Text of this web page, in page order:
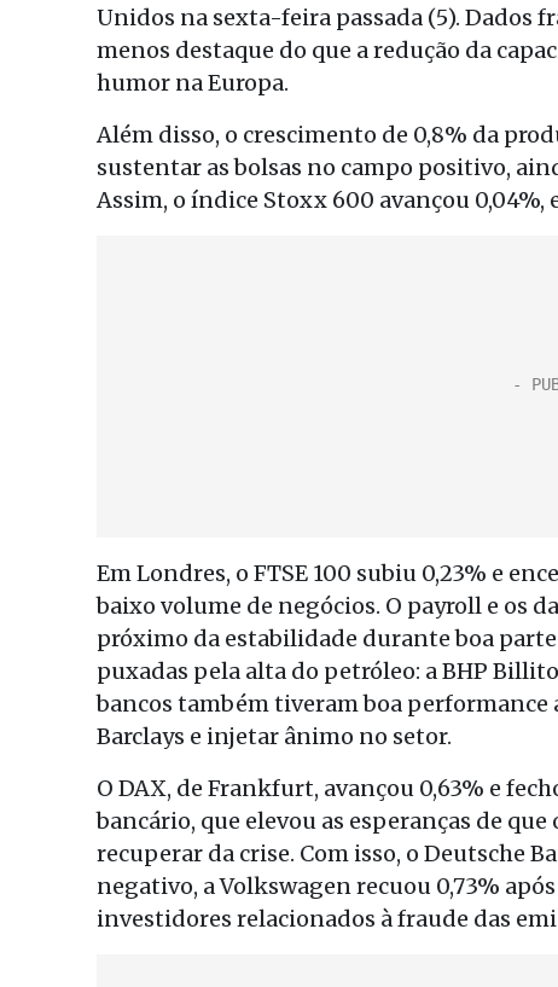
Unidos na sexta-feira passada (5). Dados
menos destaque do que a redução da
humor na Europa.
Além disso, o crescimento de 0,8% da
sustentar as bolsas no campo positivo,
Assim, o índice Stoxx 600 avançou 0,04%,
Em Londres, o FTSE 100 subiu 0,23% e
baixo volume de negócios. O payroll e os
próximo da estabilidade durante boa
puxadas pela alta do petróleo: a BHP
bancos também tiveram boa performance
Barclays e injetar ânimo no setor.
O DAX, de Frankfurt, avançou 0,63% e
bancário, que elevou as esperanças de
recuperar da crise. Com isso, o Deutsche
negativo, a Volkswagen recuou 0,73%
investidores relacionados à fraude das